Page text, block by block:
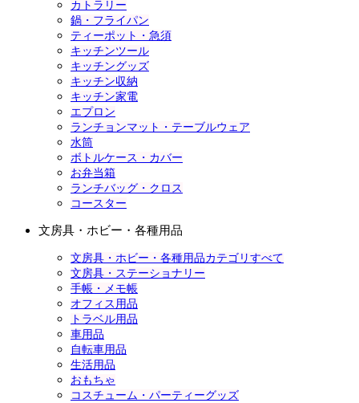
カトラリー
鍋・フライパン
ティーポット・急須
キッチンツール
キッチングッズ
キッチン収納
キッチン家電
エプロン
ランチョンマット・テーブルウェア
水筒
ボトルケース・カバー
お弁当箱
ランチバッグ・クロス
コースター
文房具・ホビー・各種用品
文房具・ホビー・各種用品カテゴリすべて
文房具・ステーショナリー
手帳・メモ帳
オフィス用品
トラベル用品
車用品
自転車用品
生活用品
おもちゃ
コスチューム・パーティーグッズ